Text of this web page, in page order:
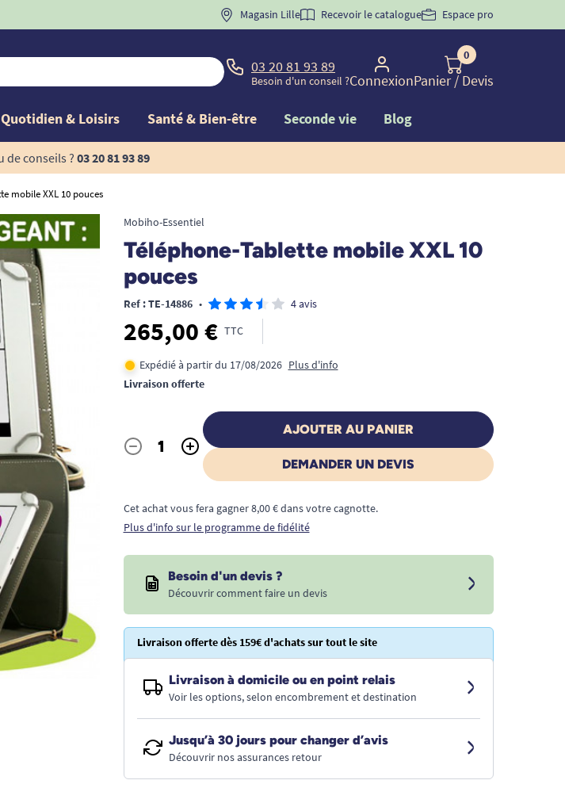
BIENVENUE" pourla 1ère commande d'incontinence
Magasin Lille Recevoir le catalogue Espace pro
03 20 81 93 89
Besoin d'un conseil ?Connexion
0
Panier/ Devis
Quotidien & Loisirs Santé & Bien-être Seconde vie Blog
de conseils ?03 20 81 93 89
mobile XXL 10 pouces
Mobiho-Essentiel
Téléphone-Tablette mobile XXL 10
pouces
Ref : TE-14886 • 4 avis
265,00 € TTC
Expédié à partir du 17/08/2026 Plus d'info
Livraison offerte
Quantité
- +
AJOUTER AU PANIER
DEMANDER UN DEVIS
Cet achat vous fera gagner 8,00 € dans votre cagnotte.
Plus d'info sur le programme de fidélité
Besoin d'un devis ?
Découvrir comment faire un devis
Livraison offerte dès 159€ d'achats sur tout le site
Livraison à domicile ou en point relais
Voir les options, selon encombrement et destination
Jusqu’à 30 jours pour changer d’avis
Découvrir nos assurances retour